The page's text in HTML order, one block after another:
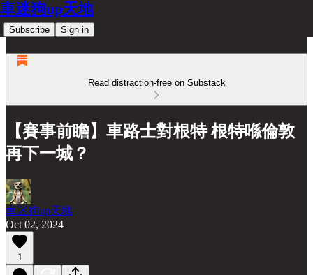
車迷狗up天地
Subscribe Sign in
Read distraction-free on Substack
【賽事前瞻】車路士對根特 根特喺倫敦
再下一城？
車迷狗up天地
Oct 02, 2024
1